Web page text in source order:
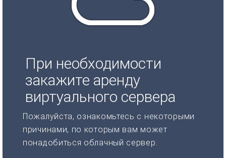
При необходимости
закажите аренду
виртуального сервера
Пожалуйста, ознакомьтесь с некоторыми
причинами, по которым вам может
понадобиться облачный сервер.